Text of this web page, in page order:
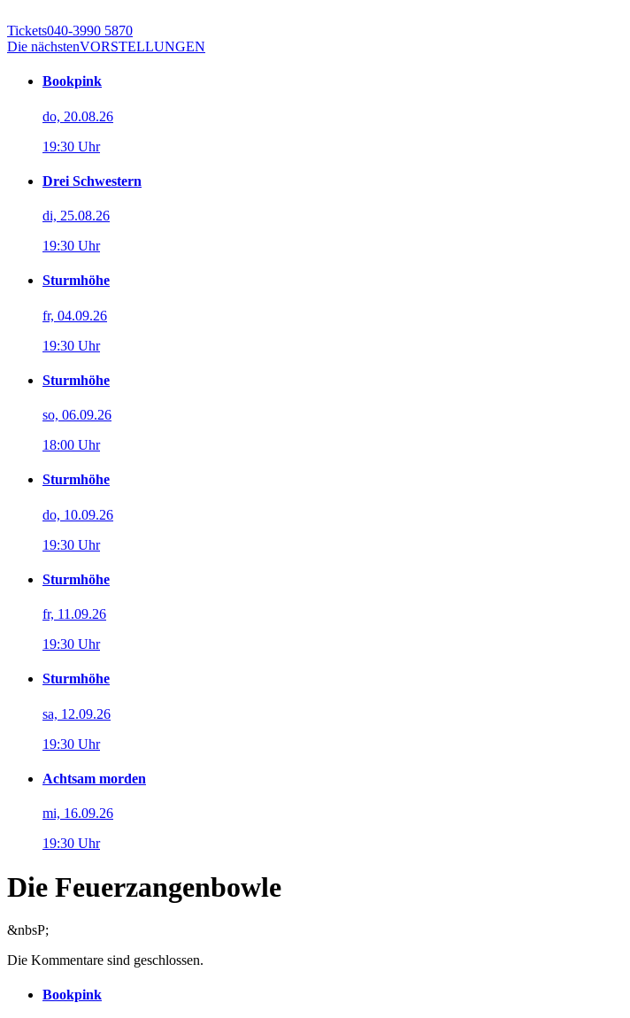
Tickets040-3990 5870
Die nächstenVORSTELLUNGEN
Bookpink
do, 20.08.26
19:30 Uhr
Drei Schwestern
di, 25.08.26
19:30 Uhr
Sturmhöhe
fr, 04.09.26
19:30 Uhr
Sturmhöhe
so, 06.09.26
18:00 Uhr
Sturmhöhe
do, 10.09.26
19:30 Uhr
Sturmhöhe
fr, 11.09.26
19:30 Uhr
Sturmhöhe
sa, 12.09.26
19:30 Uhr
Achtsam morden
mi, 16.09.26
19:30 Uhr
Die Feuerzangenbowle
&nbsP;
Die Kommentare sind geschlossen.
Bookpink